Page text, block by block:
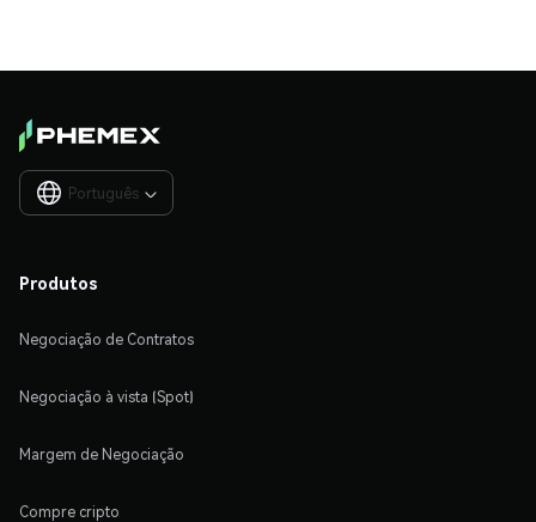
Português 
Produtos
Negociação de Contratos
Negociação à vista (Spot)
Margem de Negociação
Compre cripto